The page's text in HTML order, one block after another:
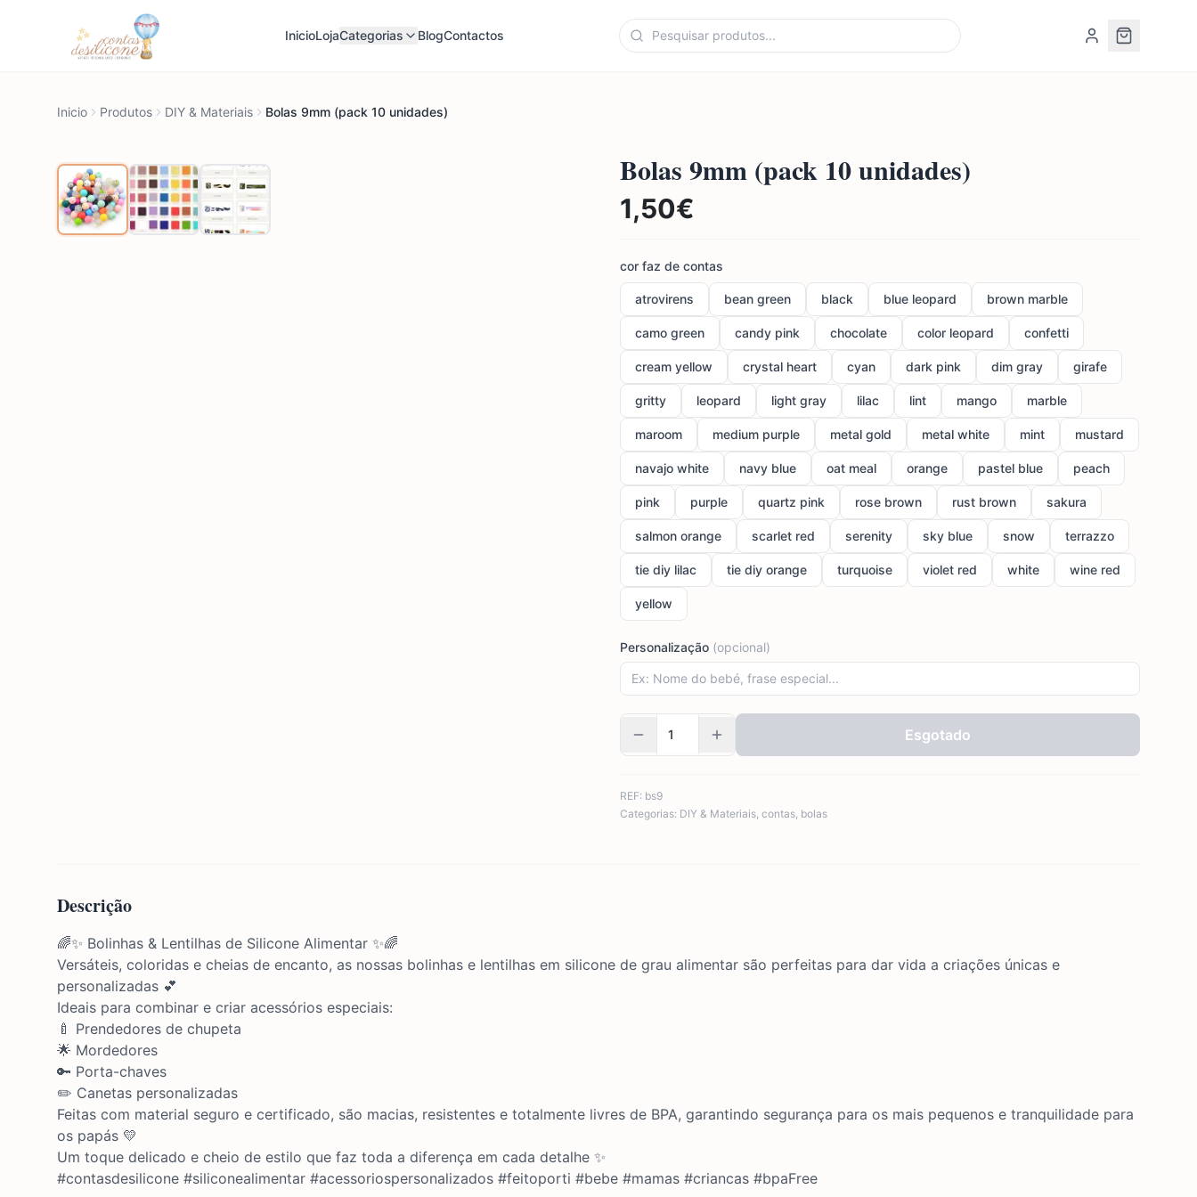
InicioLojaCategorias BlogContactos
Inicio Produtos DIY & Materiais Bolas 9mm (pack 10 unidades)
Bolas 9mm (pack 10 unidades)
1,50€
cor faz de contas
atrovirens bean green black blue leopard brown marble
camo green candy pink chocolate color leopard confetti
cream yellow crystal heart cyan dark pink dim gray girafe
gritty leopard light gray lilac lint mango marble
maroom medium purple metal gold metal white mint mustard
navajo white navy blue oat meal orange pastel blue peach
pink purple quartz pink rose brown rust brown sakura
salmon orange scarlet red serenity sky blue snow terrazzo
tie diy lilac tie diy orange turquoise violet red white wine red
yellow
Personalização (opcional)
Esgotado
REF: bs9
Categorias: DIY & Materiais, contas, bolas
Descrição
🌈✨ Bolinhas & Lentilhas de Silicone Alimentar ✨🌈
Versáteis, coloridas e cheias de encanto, as nossas bolinhas e lentilhas em silicone de grau alimentar são perfeitas para dar vida a criações únicas e
personalizadas 💕
Ideais para combinar e criar acessórios especiais:
🍼 Prendedores de chupeta
🌟 Mordedores
🔑 Porta-chaves
✏️ Canetas personalizadas
Feitas com material seguro e certificado, são macias, resistentes e totalmente livres de BPA, garantindo segurança para os mais pequenos e tranquilidade para
os papás 💛
Um toque delicado e cheio de estilo que faz toda a diferença em cada detalhe ✨
#contasdesilicone #siliconealimentar #acessoriospersonalizados #feitoporti #bebe #mamas #criancas #bpaFree